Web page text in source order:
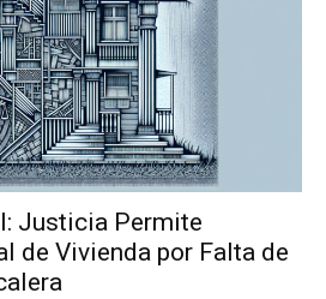
Justicia Permite
de Vivienda por Falta de